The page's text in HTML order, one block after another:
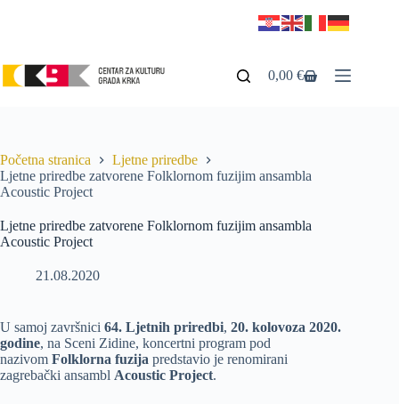
0,00€
Početna stranica
Ljetne priredbe
Ljetne priredbe zatvorene Folklornom fuzijim ansambla
Acoustic Project
Ljetne priredbe zatvorene Folklornom fuzijim ansambla
Acoustic Project
21.08.2020
U samoj završnici 64. Ljetnih priredbi, 20. kolovoza 2020.
godine, na Sceni Zidine, koncertni program pod
nazivom Folklorna fuzija predstavio je renomirani
zagrebački ansambl Acoustic Project.